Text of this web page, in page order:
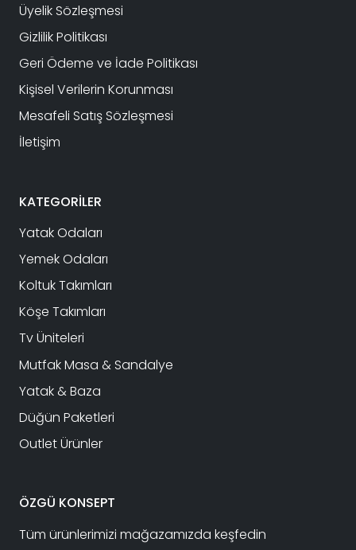
Üyelik Sözleşmesi
Gizlilik Politikası
Geri Ödeme ve İade Politikası
Kişisel Verilerin Korunması
Mesafeli Satış Sözleşmesi
İletişim
KATEGORİLER
Yatak Odaları
Yemek Odaları
Koltuk Takımları
Köşe Takımları
Tv Üniteleri
Mutfak Masa & Sandalye
Yatak & Baza
Düğün Paketleri
Outlet Ürünler
ÖZGÜ KONSEPT
Tüm ürünlerimizi mağazamızda keşfedin